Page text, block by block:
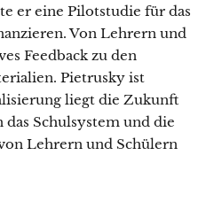
er eine Pilotstudie für das
Von Lehrern und
Feedback zu den
Pietrusky ist
liegt die Zukunft
Schulsystem und die
Lehrern und Schülern